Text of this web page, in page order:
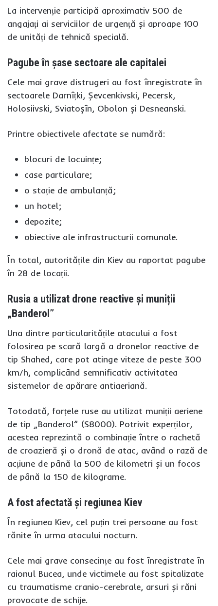
La intervenție participă aproximativ 500 de
angajați ai serviciilor de urgență și aproape 100
de unități de tehnică specială.
Pagube în șase sectoare ale capitalei
Cele mai grave distrugeri au fost înregistrate în
sectoarele Darnîțki, Șevcenkivski, Pecersk,
Holosiivski, Sviatoșîn, Obolon și Desneanski.
Printre obiectivele afectate se numără:
blocuri de locuințe;
case particulare;
o stație de ambulanță;
un hotel;
depozite;
obiective ale infrastructurii comunale.
În total, autoritățile din Kiev au raportat pagube
în 28 de locații.
Rusia a utilizat drone reactive și muniții
„Banderol”
Una dintre particularitățile atacului a fost
folosirea pe scară largă a dronelor reactive de
tip Shahed, care pot atinge viteze de peste 300
km/h, complicând semnificativ activitatea
sistemelor de apărare antiaeriană.
Totodată, forțele ruse au utilizat muniții aeriene
de tip „Banderol” (S8000). Potrivit experților,
acestea reprezintă o combinație între o rachetă
de croazieră și o dronă de atac, având o rază de
acțiune de până la 500 de kilometri și un focos
de până la 150 de kilograme.
A fost afectată și regiunea Kiev
În regiunea Kiev, cel puțin trei persoane au fost
rănite în urma atacului nocturn.
Cele mai grave consecințe au fost înregistrate în
raionul Bucea, unde victimele au fost spitalizate
cu traumatisme cranio-cerebrale, arsuri și răni
provocate de schije.